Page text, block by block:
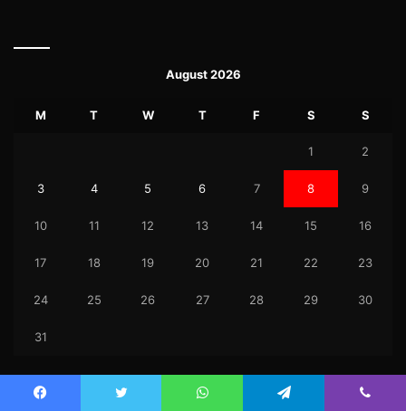
August 2026
M T W T F S S
1 2
3 4 5 6 7 8 9
10 11 12 13 14 15 16
17 18 19 20 21 22 23
24 25 26 27 28 29 30
31
« Jul